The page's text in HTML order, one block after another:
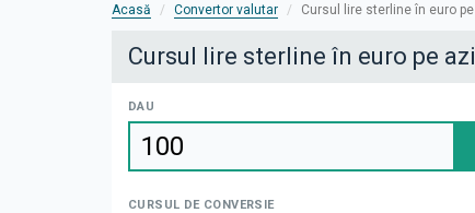
Acasă Convertor valutar Cursul lire sterline în euro
Cursul lire sterline în euro pe
DAU
CURSUL DE CONVERSIE